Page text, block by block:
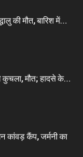
की मौत, बारिश में...
कुचला, मौत; हादसे के...
कांवड़ कैंप, जर्मनी का